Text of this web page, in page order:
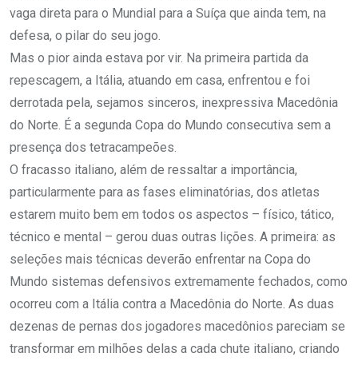
vaga direta para o Mundial para a Suíça que ainda tem, na
defesa, o pilar do seu jogo.
Mas o pior ainda estava por vir. Na primeira partida da
repescagem, a Itália, atuando em casa, enfrentou e foi
derrotada pela, sejamos sinceros, inexpressiva Macedônia
do Norte. É a segunda Copa do Mundo consecutiva sem a
presença dos tetracampeões.
O fracasso italiano, além de ressaltar a importância,
particularmente para as fases eliminatórias, dos atletas
estarem muito bem em todos os aspectos – físico, tático,
técnico e mental – gerou duas outras lições. A primeira: as
seleções mais técnicas deverão enfrentar na Copa do
Mundo sistemas defensivos extremamente fechados, como
ocorreu com a Itália contra a Macedônia do Norte. As duas
dezenas de pernas dos jogadores macedônios pareciam se
transformar em milhões delas a cada chute italiano, criando